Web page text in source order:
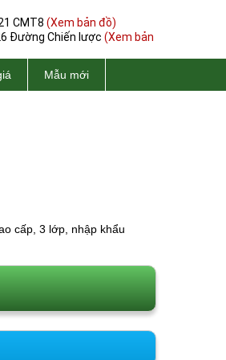
CMT8 (Xem bản đồ)
Đường Chiến lược (Xem bản
Mẫu mới
cấp, 3 lớp, nhập khẩu